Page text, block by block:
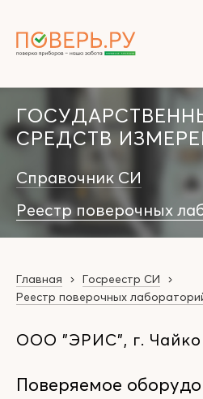
СРЕДСТВ
Справочник СИ
Реестр поверочных
Главная
Госреестр СИ
Реестр поверочных
ООО "ЭРИС", г.
Поверяемое